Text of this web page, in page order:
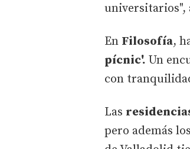
universitarios",
En Filosofía,
pícnic'. Un
con
Las
pero además